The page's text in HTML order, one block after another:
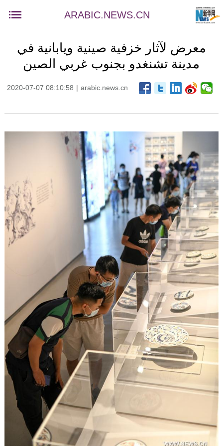
ARABIC.NEWS.CN
معرض لآثار خزفية صينية ويابانية في
مدينة تشنغدو بجنوب غربي الصين
2020-07-07 08:10:58 | arabic.news.cn